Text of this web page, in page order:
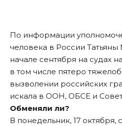
По информации
человека в России Татьяны
начале сентября на судах
в том числе пятеро
вызволении российских
искала в ООН, ОБСЕ и
Обменяли ли?
В понедельник, 17 октября,